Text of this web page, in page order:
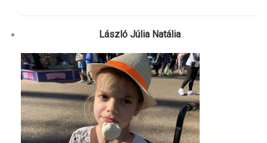
László Júlia Natália